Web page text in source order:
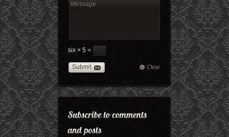
six × 5 =
Submit Clear